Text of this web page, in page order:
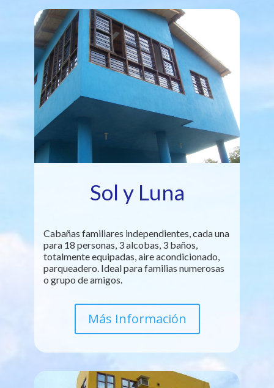
Sol y Luna
Cabañas familiares independientes, cada una
para 18 personas, 3 alcobas, 3 baños,
totalmente equipadas, aire acondicionado,
parqueadero. Ideal para familias numerosas
o grupo de amigos.
Más Información